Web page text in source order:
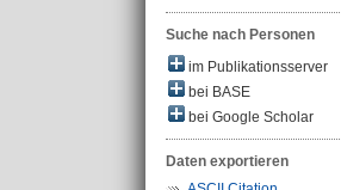
Suche nach Personen
im Publikationsserver
bei BASE
bei Google Scholar
Daten exportieren